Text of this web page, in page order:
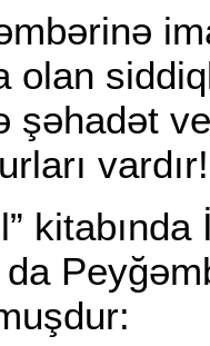
olan
şəhadət
da